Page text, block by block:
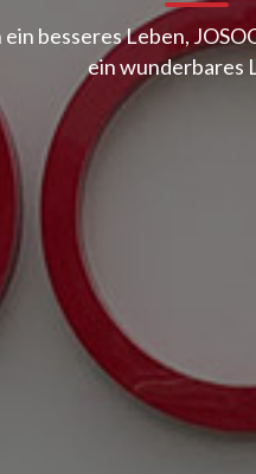
ein besseres Leben,
ein wunderbares